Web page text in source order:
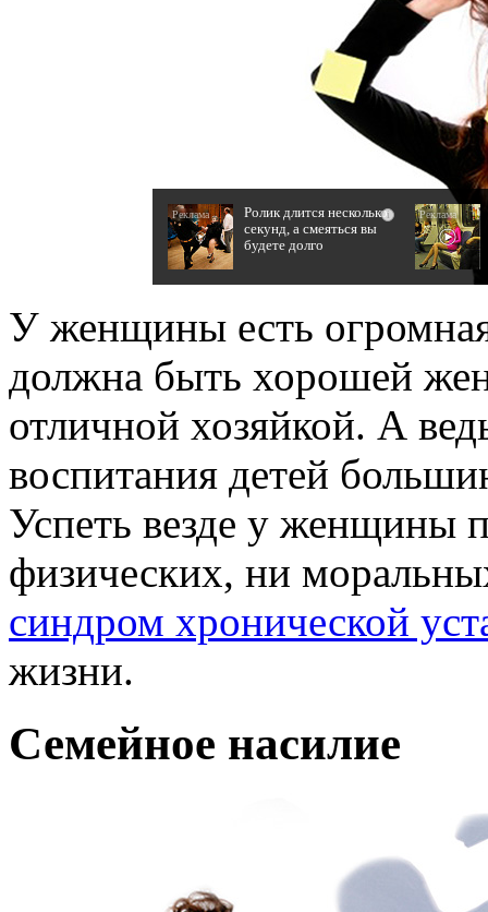
У женщины есть
должна быть хорошей
отличной хозяйкой. А
воспитания детей
Успеть везде у женщины
физических, ни
синдром хронической
жизни.
Семейное насилие
i
Ролик длится несколько
секунд, а смеяться вы
будете долго